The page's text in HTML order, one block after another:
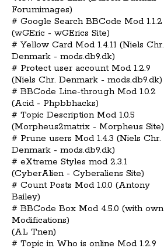
Forumimages)
# Google Search BBCode Mod 1.1.2
(wGEric - wGErics Site)
# Yellow Card Mod 1.4.11 (Niels Chr.
Denmark - mods.db9.dk)
# Protect user account Mod 1.2.9
(Niels Chr. Denmark - mods.db9.dk)
# BBCode Line-through Mod 1.0.2
(Acid - Phpbbhacks)
# Topic Description Mod 1.0.5
(Morpheus2matrix - Morpheus Site)
# Prune users Mod 1.4.3 (Niels Chr.
Denmark - mods.db9.dk)
# eXtreme Styles mod 2.3.1
(CyberAlien - Cyberaliens Site)
# Count Posts Mod 1.0.0 (Antony
Bailey)
# BBCode Box Mod 4.5.0 (with own
Modifications)
(AL Tnen)
# Topic in Who is online Mod 1.2.9